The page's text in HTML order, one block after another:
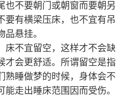
也不要朝门或朝窗而要朝另
要有横梁压床，也不宜有吊
悬挂。
床不宜留空，这样才不会缺
才会更舒适。所谓留空是指
熟睡做梦的时候，身体会不
能走出睡床范围因而受伤。